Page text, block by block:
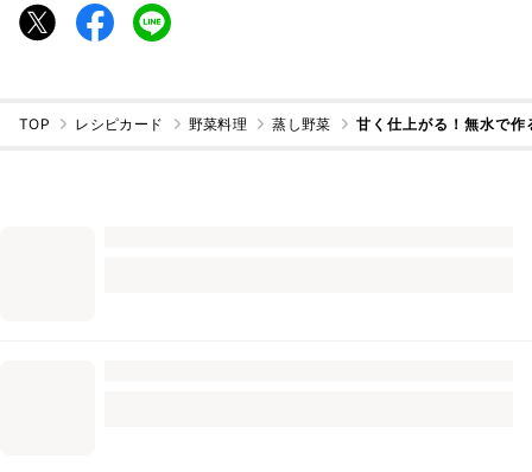
TOP レシピカード 野菜料理 蒸し野菜 甘く仕上がる！無水で作